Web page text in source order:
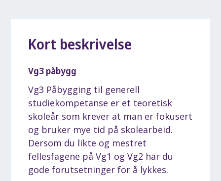
Kort beskrivelse
Vg3 påbygg
Vg3 Påbygging til generell
studiekompetanse er et teoretisk
skoleår som krever at man er fokusert
og bruker mye tid på skolearbeid.
Dersom du likte og mestret
fellesfagene på Vg1 og Vg2 har du
gode forutsetninger for å lykkes.